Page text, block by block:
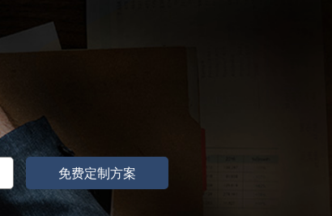
免费定制方案